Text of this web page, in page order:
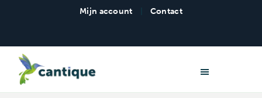
Mijn account Contact